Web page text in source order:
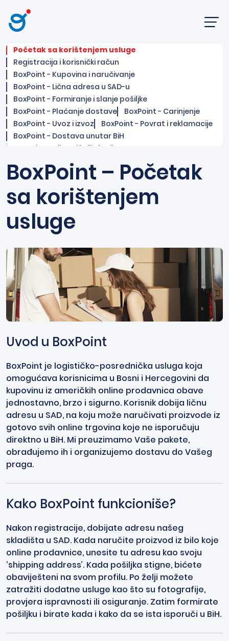
content
+387 62
882 117
BA
Početak sa korištenjem usluge
Registracija i korisnički račun
BoxPoint - Kupovina i naručivanje
BoxPoint - Lična adresa u SAD-u
BoxPoint - Formiranje i slanje pošiljke
BoxPoint - Plaćanje dostave
BoxPoint - Carinjenje
BoxPoint - Uvoz i izvoz
BoxPoint - Povrat i reklamacije
BoxPoint - Dostava unutar BiH
BoxPoint - Cijene i kalkulacije
BoxPoint - Sigurnost i garancije
BoxPoint - Pravne i informativne sekcije
BoxPoint - Kontakt
BoxPoint – Početak
sa korištenjem
usluge
Uvod u BoxPoint
BoxPoint je logističko-posrednička usluga koja
omogućava korisnicima u Bosni i Hercegovini da
kupovinu iz američkih online prodavnica obave
jednostavno, brzo i sigurno. Korisnik dobija ličnu
adresu u SAD, na koju može naručivati proizvode iz
gotovo svih online trgovina koje ne isporučuju
direktno u BiH. Mi preuzimamo Vaše pakete,
obrađujemo ih i organizujemo dostavu do Vašeg
praga.
Kako BoxPoint funkcioniše?
Nakon registracije, dobijate adresu našeg
skladišta u SAD. Kada naručite proizvod iz bilo koje
online prodavnice, unesite tu adresu kao svoju
‘shipping address’. Kada pošiljka stigne, bićete
obaviješteni na svom profilu. Po želji možete
zatražiti dodatne usluge kao što su fotografije,
provjera ispravnosti ili osiguranje. Zatim formirate
pošiljku i birate kada i kako da se ista isporuči u BiH.